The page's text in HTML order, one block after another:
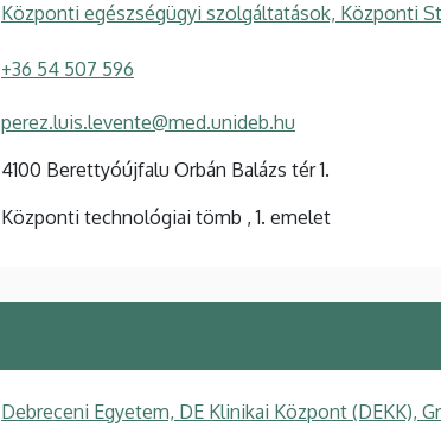
Központi egészségügyi szolgáltatások, Központi
+36 54 507 596
perez.luis.levente@med.unideb.hu
4100 Berettyóújfalu Orbán Balázs tér 1.
Központi technológiai tömb , 1. emelet
Debreceni Egyetem, DE Klinikai Központ (DEKK),